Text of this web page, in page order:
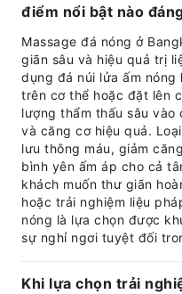
điểm nổi bật nào
Massage đá nóng ở
giãn sâu và hiệu quả trị
dụng đá núi lửa ấm
trên cơ thể hoặc đặt lên
lượng thẩm thấu sâu vào
và căng cơ hiệu quả.
lưu thông máu, giảm
bình yên ấm áp cho cả
khách muốn thư giãn
hoặc trải nghiệm liệu
nóng là lựa chọn được
sự nghỉ ngơi tuyệt đối
Khi lựa chọn trải